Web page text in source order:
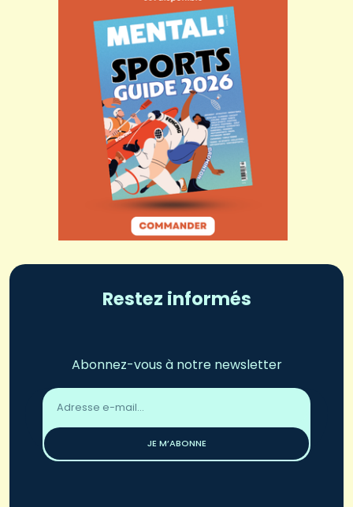
Restez informés
Abonnez-vous à notre newsletter
Adresse
email
JE M’ABONNE